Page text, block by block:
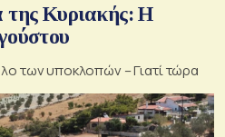
της Κυριακής: Η
των υποκλοπών – Γιατί τώρα